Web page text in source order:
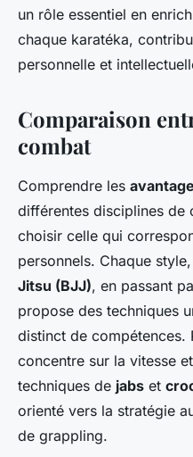
un rôle essentiel en
chaque karatéka,
personnelle et
Comparaison
combat
Comprendre les
différentes disciplines de
choisir celle qui
personnels. Chaque
Jitsu (BJJ), en passant
propose des techniques
distinct de compétences.
concentre sur la vitesse
techniques de jabs et
orienté vers la stratégie
de grappling.